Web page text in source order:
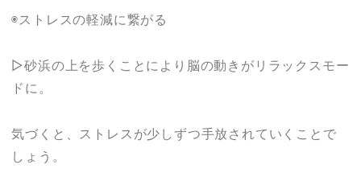
◉ストレスの軽減に繋がる
▷砂浜の上を歩くことにより脳の動きがリラックスモー
ドに。
気づくと、ストレスが少しずつ手放されていくことで
しょう。